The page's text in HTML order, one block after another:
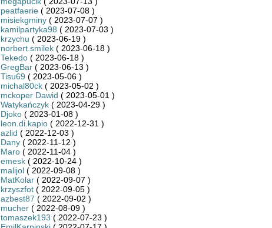
peatfaerie( 2023-07-08 )
misiekgminy( 2023-07-07 )
kamilpartyka98 ( 2023-07-03 )
krzychu ( 2023-06-19 )
norbert.smilek( 2023-06-18 )
Tekedo( 2023-06-18 )
GregBar( 2023-06-13 )
Tisu69 ( 2023-05-06 )
michal80ck( 2023-05-02 )
mckoper Dawid ( 2023-05-01 )
Watykańczyk( 2023-04-29 )
Djoko( 2023-01-08 )
leon.di.kapio( 2022-12-31 )
azlid ( 2022-12-03 )
Dany( 2022-11-12 )
Maro( 2022-11-04 )
emesk( 2022-10-24 )
malijol( 2022-09-08 )
MatKolar( 2022-09-07 )
krzyszfot( 2022-09-05 )
azbest87 ( 2022-09-02 )
mucher( 2022-08-09 )
tomaszek193 ( 2022-07-23 )